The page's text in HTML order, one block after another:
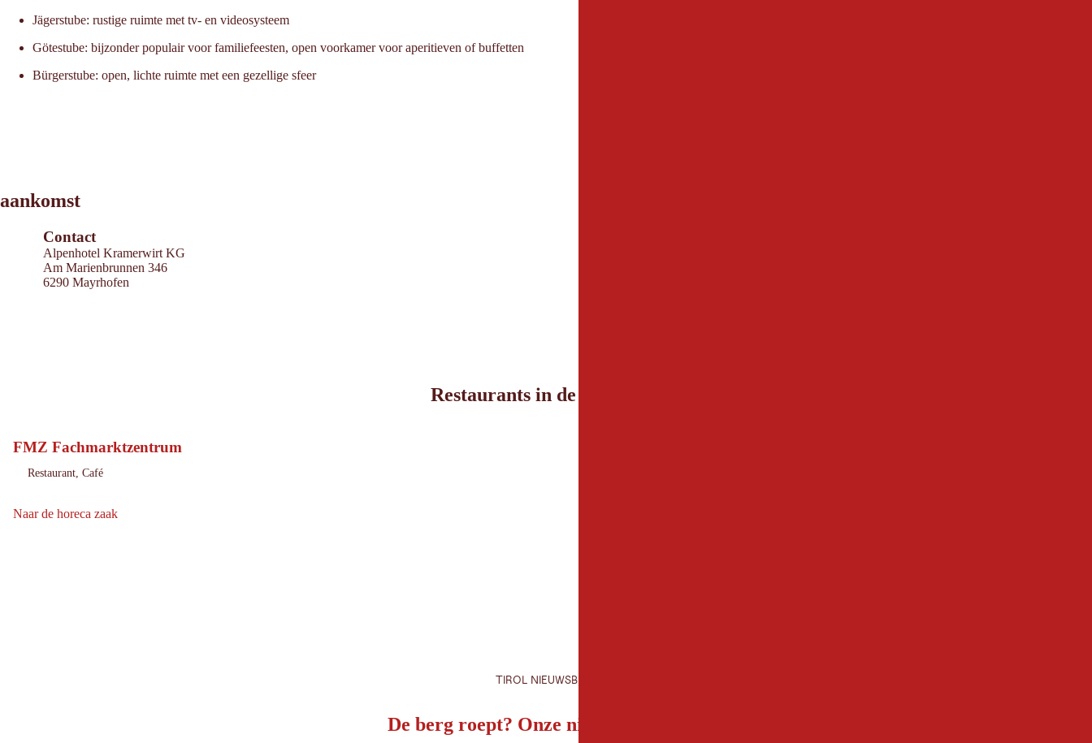
Jägerstube: rustige ruimte met tv- en videosysteem
Götestube: bijzonder populair voor familiefeesten, open voorkamer voor aperitieven of buffetten
Bürgerstube: open, lichte ruimte met een gezellige sfeer
aankomst
Leaflet ©tiris
OpenStreetMap contributors 2026
Contact
Alpenhotel Kramerwirt KG
Am Marienbrunnen 346
6290 Mayrhofen
Restaurants in de omgeving
FMZ Fachmarktzentrum
Locatie:
Imst
Restaurant, Café
Naar de horeca zaak
Naar de horeca zaak: FMZ Fachmarktzentrum
TIROL NIEUWSBRIEF
De berg roept? Onze nieuwsbrief ook!